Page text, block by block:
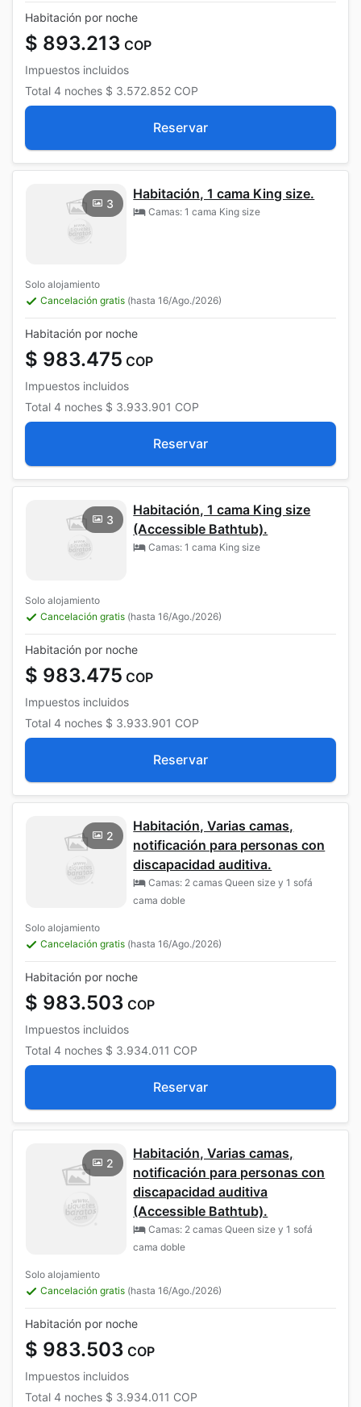
Habitación por noche
$ 893.213 COP
Impuestos incluidos
Total 4 noches $ 3.572.852 COP
Reservar
3
Habitación, 1 cama King size.
Camas: 1 cama King size
Solo alojamiento
Cancelación gratis (hasta 16/Ago./2026)
Habitación por noche
$ 983.475 COP
Impuestos incluidos
Total 4 noches $ 3.933.901 COP
Reservar
3
Habitación, 1 cama King size
(Accessible Bathtub).
Camas: 1 cama King size
Solo alojamiento
Cancelación gratis (hasta 16/Ago./2026)
Habitación por noche
$ 983.475 COP
Impuestos incluidos
Total 4 noches $ 3.933.901 COP
Reservar
2
Habitación, Varias camas,
notificación para personas con
discapacidad auditiva.
Camas: 2 camas Queen size y 1 sofá
cama doble
Solo alojamiento
Cancelación gratis (hasta 16/Ago./2026)
Habitación por noche
$ 983.503 COP
Impuestos incluidos
Total 4 noches $ 3.934.011 COP
Reservar
2
Habitación, Varias camas,
notificación para personas con
discapacidad auditiva
(Accessible Bathtub).
Camas: 2 camas Queen size y 1 sofá
cama doble
Solo alojamiento
Cancelación gratis (hasta 16/Ago./2026)
Habitación por noche
$ 983.503 COP
Impuestos incluidos
Total 4 noches $ 3.934.011 COP